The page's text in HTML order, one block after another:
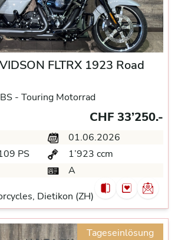
FLTRX 1923 Road
- Touring Motorrad
CHF 33’250.-
01.06.2026
PS
1’923 ccm
A
Dietikon (ZH)
Tageseinlösung